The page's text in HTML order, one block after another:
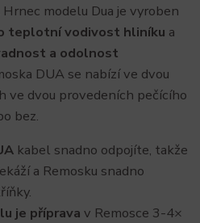
Hrnec modelu Dua je vyroben
teplotní vodivost hliníku a
a odolnost
DUA se nabízí ve dvou
ve dvou provedeních pečícího
bez.
kabel snadno odpojíte, takže
a Remosku snadno
je příprava v Remosce 3-4×